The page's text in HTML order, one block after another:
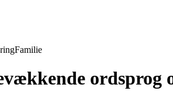
Familie
ordsprog